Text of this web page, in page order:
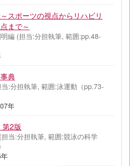
スポーツの視点からリハビリ
まで～
編 (担当:分担執筆, 範囲:pp.48-
典
:分担執筆, 範囲:泳運動（pp.73-
年
第2版
当:分担執筆, 範囲:競泳の科学